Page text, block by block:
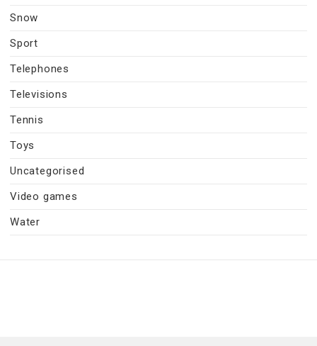
Snow
Sport
Telephones
Televisions
Tennis
Toys
Uncategorised
Video games
Water